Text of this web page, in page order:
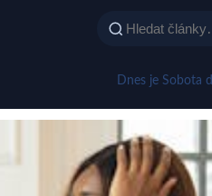
Dnes je Sobota